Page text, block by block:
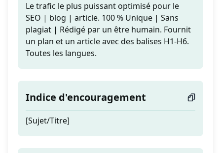
Le trafic le plus puissant optimisé pour le
SEO | blog | article. 100 % Unique | Sans
plagiat | Rédigé par un être humain. Fournit
un plan et un article avec des balises H1-H6.
Toutes les langues.
Indice d'encouragement
[Sujet/Titre]